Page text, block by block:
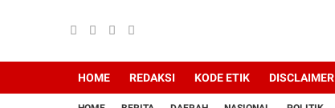
HOME REDAKSI KODE ETIK DISCLAIMER